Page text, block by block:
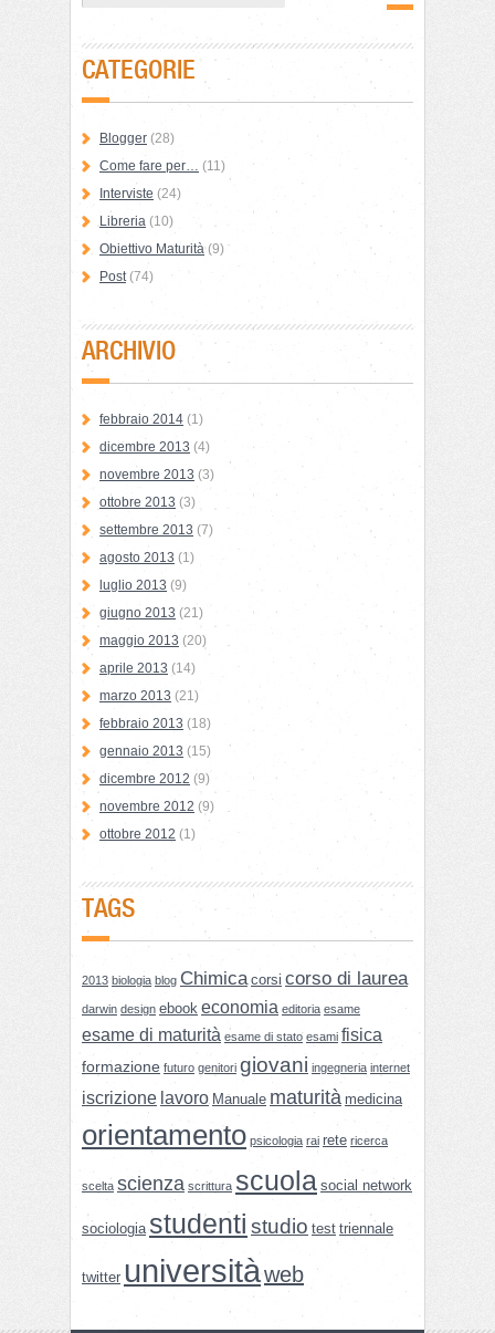
CATEGORIE
Blogger (28)
Come fare per… (11)
Interviste (24)
Libreria (10)
Obiettivo Maturità (9)
Post(74)
ARCHIVIO
febbraio 2014 (1)
dicembre 2013 (4)
novembre 2013 (3)
ottobre 2013 (3)
settembre 2013 (7)
agosto 2013 (1)
luglio 2013 (9)
giugno 2013 (21)
maggio 2013 (20)
aprile 2013 (14)
marzo 2013 (21)
febbraio 2013 (18)
gennaio 2013 (15)
dicembre 2012 (9)
novembre 2012 (9)
ottobre 2012 (1)
TAGS
2013 biologia blog Chimica corsi corso di laurea
darwin design ebook economia editoria esame
esame di maturità esame di stato esami fisica
formazione futuro genitori giovani ingegneria internet
iscrizione lavoro Manuale maturità medicina
orientamento psicologia rai rete ricerca
scelta scienza scrittura scuola social network
sociologia studenti studio test triennale
twitter universitàweb